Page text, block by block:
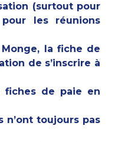
(surtout pour
les réunions
la fiche de
de s’inscrire à
fiches de paie en
n’ont toujours pas